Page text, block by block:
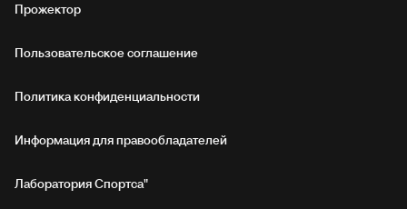
Прожектор
Пользовательское соглашение
Политика конфиденциальности
Информация для правообладателей
Лаборатория Спортса"